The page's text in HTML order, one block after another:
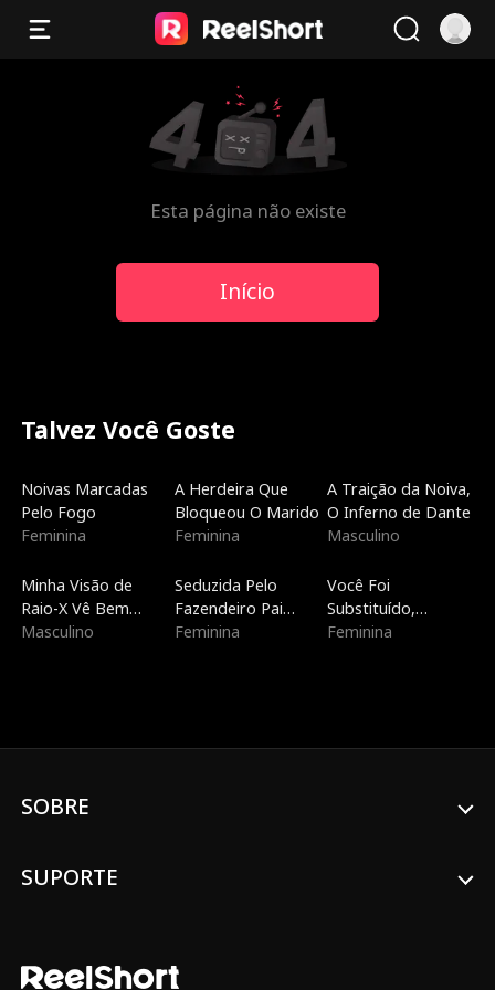
Esta página não existe
Início
Talvez Você Goste
Noivas Marcadas
Pelo Fogo
Feminina
A Herdeira Que
Bloqueou O Marido
Feminina
A Traição da Noiva,
O Inferno de Dante
Masculino
Minha Visão de
Raio-X Vê Bem
Através de Você
Masculino
Seduzida Pelo
Fazendeiro Pai
Solteiro
Feminina
Você Foi
Substituído,
Primeiro Amor
Feminina
SOBRE
SUPORTE